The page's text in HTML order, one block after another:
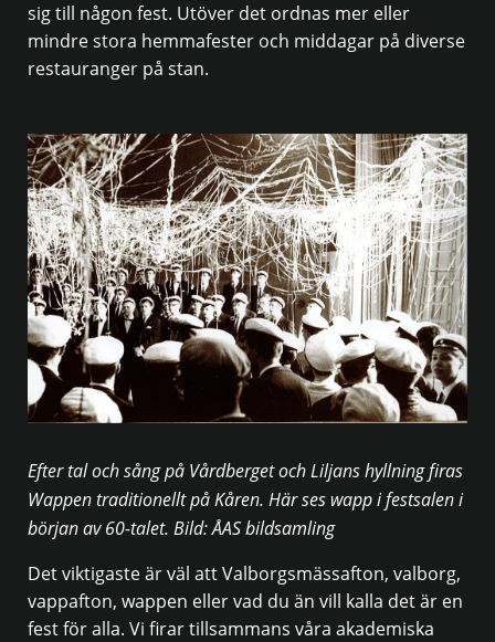
sig till någon fest. Utöver det ordnas mer eller
mindre stora hemmafester och middagar på diverse
restauranger på stan.
Efter tal och sång på Vårdberget och Liljans hyllning firas
Wappen traditionellt på Kåren. Här ses wapp i festsalen i
början av 60-talet. Bild: ÅAS bildsamling
Det viktigaste är väl att Valborgsmässafton, valborg,
vappafton, wappen eller vad du än vill kalla det är en
fest för alla. Vi firar tillsammans våra akademiska